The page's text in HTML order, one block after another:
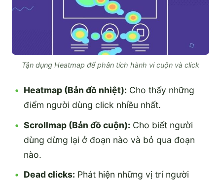
Tận dụng Heatmap để phân tích hành vi cuộn và click
Heatmap (Bản đồ nhiệt): Cho thấy những
điểm người dùng click nhiều nhất.
Scrollmap (Bản đồ cuộn): Cho biết người
dùng dừng lại ở đoạn nào và bỏ qua đoạn
nào.
Dead clicks: Phát hiện những vị trí người